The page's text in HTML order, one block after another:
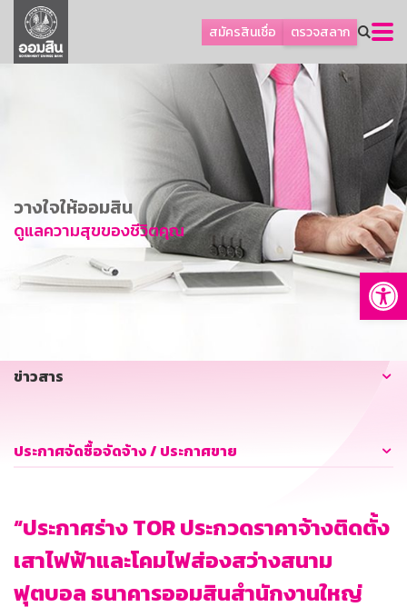
สมัครสินเชื่อ ตรวจสลาก
ลูกค้าธุรกิจ
ลูกค้าผู้ประกอบรายย่อย
การพัฒนาที่ยั่งยืน
ข่าวสาร
บริการทางการเงิน
อื่นๆ
วางใจให้ออมสิน
ดูแลความสุขของชีวิตคุณ
ข่าวสาร
ประกาศจัดซื้อจัดจ้าง / ประกาศขาย
“ประกาศร่าง TOR ประกวดราคาจ้างติดตั้ง
เสาไฟฟ้าและโคมไฟส่องสว่างสนาม
ฟุตบอล ธนาคารออมสินสำนักงานใหญ่